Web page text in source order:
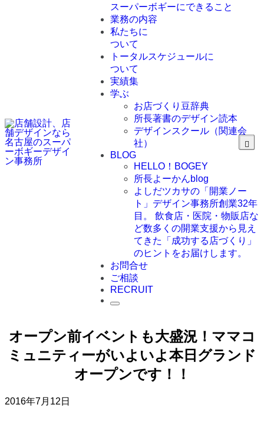
スーパーボギーにできること
業務の内容
私たちに
ついて
トータルスケジュールに
ついて
実績集
学ぶ
お店づくり豆辞典
所長著書のデザイン読本
デザインスクール（関連会
社）
BLOG
HELLO！BOGEY
所長よーかんblog
よしだツカサの「開業ノー
ト」 デザイン事務所創業32年
目。 飲食店・医院・物販店な
ど数多くの開業支援から見え
てきた「成功する店づくり」
のヒントをお届けします。
お問合せ
ご相談
RECRUIT
オープン前イベントも大盛況！ママコ
ミュニティーがいよいよ本日グランド
オープンです！！
2016年7月12日